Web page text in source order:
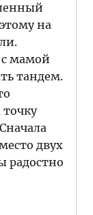
на
мамой
тандем.
двух
радостно